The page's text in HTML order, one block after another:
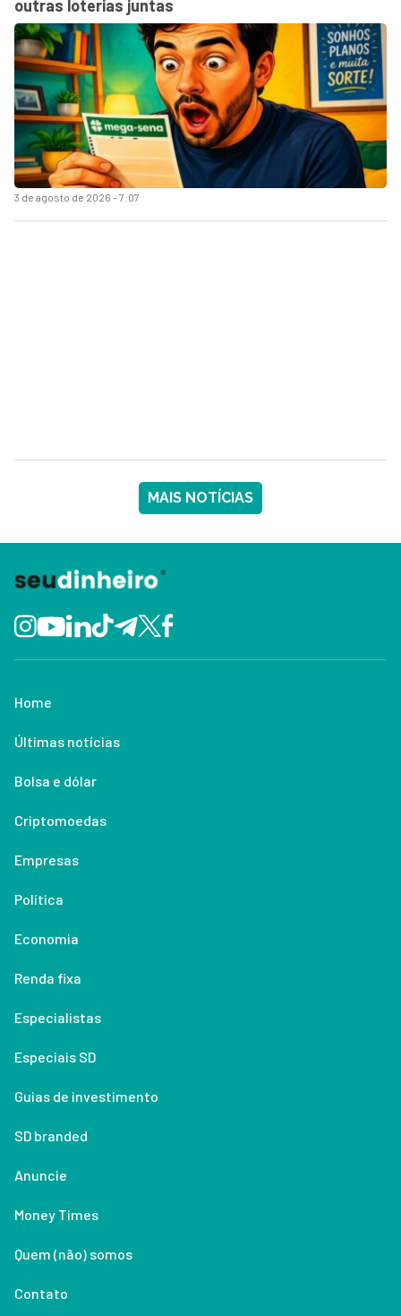
3 de agosto de 2026 - 7:07
outras loterias juntas
MAIS NOTÍCIAS
Home
Últimas notícias
Bolsa e dólar
Criptomoedas
Empresas
Política
Economia
Renda fixa
Especialistas
Especiais SD
Guias de investimento
SD branded
Anuncie
Money Times
Quem (não) somos
Contato